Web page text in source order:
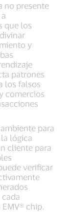
no presente
que los
y
patrones
los falsos
comercios
para
lógica
cliente para
verificar
chip.